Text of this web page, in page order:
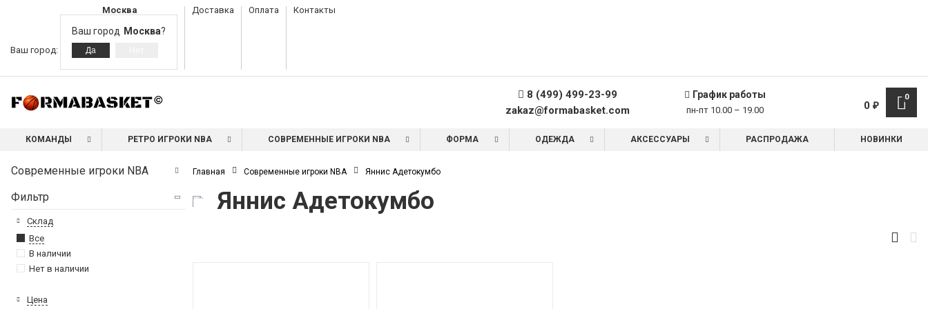
Ваш город:
Москва
Ваш город Москва?
Доставка Оплата Контакты
8 (499) 499-23-99
zakaz@formabasket.com
График работы
пн-пт 10.00 – 19.00
0
0 ₽
КОМАНДЫ РЕТРО ИГРОКИ NBA СОВРЕМЕННЫЕ ИГРОКИ NBA ФОРМА ОДЕЖДА АКСЕССУАРЫ РАСПРОДАЖА НОВИНКИ
Современные игроки NBA
Фильтр
Склад
Все
В наличии
Нет в наличии
Цена
Главная Современные игроки NBA Яннис Адетокумбо
Яннис Адетокумбо